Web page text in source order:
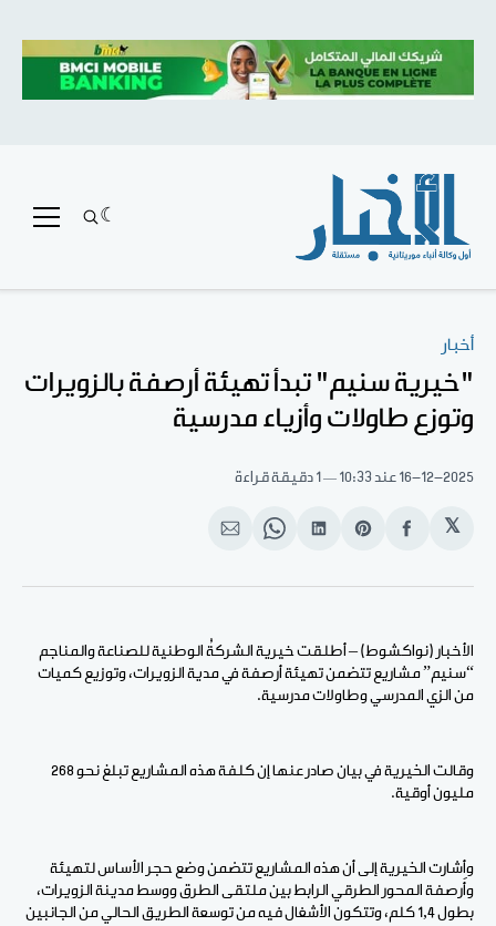
أخبار
"خيرية سنيم" تبدأ تهيئة أرصفة بالزويرات
وتوزع طاولات وأزياء مدرسية
16-12-2025 عند 10:33 1 دقيقة قراءة
𝕏
انشر
الفيسبوك
Share
Pinterest
انشر
لينكد
Share
WhatsApp
انشر
الإيميل
الأخبار (نواكشوط) – أطلقت خيرية الشركةُ الوطنية للصناعة والمناجم
“سنيم” مشاريع تتضمن تهيئة أرصفة في مدية الزويرات، وتوزيع كميات
من الزي المدرسي وطاولات مدرسية.
وقالت الخيرية في بيان صادر عنها إن كلفة هذه المشاريع تبلغ نحو 268
مليون أوقية.
وأشارت الخيرية إلى أن هذه المشاريع تتضمن وضع حجر الأساس لتهيئة
وأَرصفة المحور الطرقي الرابط بين ملتقى الطرق ووسط مدينة الزويرات،
بطول 1,4 كلم، وتتكون الأشغال فيه من توسعة الطريق الحالي من الجانبين